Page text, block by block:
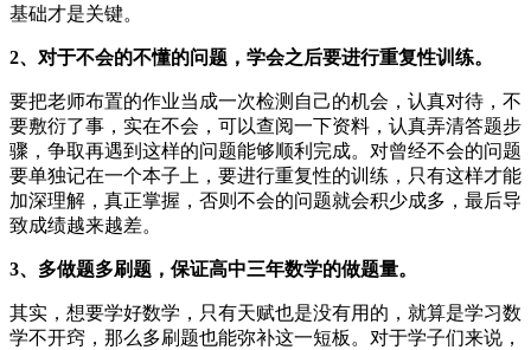
基础才是关键。
2、对于不会的不懂的问题，学会之后要进行重复性训练。
要把老师布置的作业当成一次检测自己的机会，认真对待，不
要敷衍了事，实在不会，可以查阅一下资料，认真弄清答题步
骤，争取再遇到这样的问题能够顺利完成。对曾经不会的问题
要单独记在一个本子上，要进行重复性的训练，只有这样才能
加深理解，真正掌握，否则不会的问题就会积少成多，最后导
致成绩越来越差。
3、多做题多刷题，保证高中三年数学的做题量。
其实，想要学好数学，只有天赋也是没有用的，就算是学习数
学不开窍，那么多刷题也能弥补这一短板。对于学子们来说，